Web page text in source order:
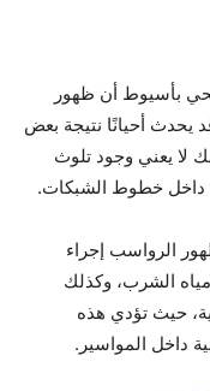
بأسيوط أن ظهور
أحيانًا نتيجة بعض
لا يعني وجود تلوث
داخل خطوط الشبكات.
الرواسب إجراء
الشرب، وكذلك
حيث تؤدي هذه
داخل المواسير.